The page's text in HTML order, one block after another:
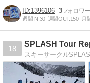
1396106 3
週間IN:30 週間OUT:150 月
18
SPLASH Tour